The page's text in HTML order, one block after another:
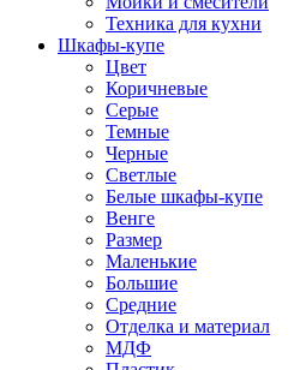
Техника для кухни
Шкафы-купе
Цвет
Коричневые
Серые
Темные
Черные
Светлые
Белые шкафы-купе
Венге
Размер
Маленькие
Большие
Средние
Отделка и материал
МДФ